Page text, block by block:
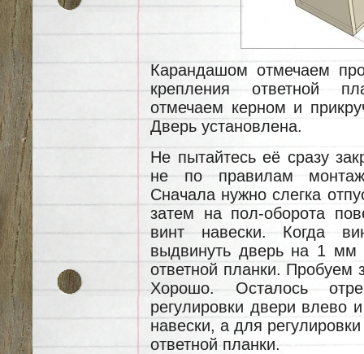
Карандашом отмечаем
крепления ответной
отмечаем керном и
Дверь установлена.
Не пытайтесь её сразу
не по правилам
Сначала нужно слегка
затем на пол-оборота
винт навески. Когда
выдвинуть дверь на 1 мм
ответной планки. Пробуем
Хорошо. Осталось
регулировки двери влево
навески, а для
ответной планки.